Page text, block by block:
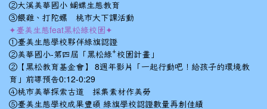
②大溪美華國小 蝴蝶生態教育
③餵雞、打陀螺 桃市大下課活動
✦臺美生態feat黑松綠校園✦
①臺美生態學校夥伴綠旗認證
②美華國小-第四屆「黑松綠⁺校園計畫」
②【黑松教育基金會】 8週年影片「一起行動吧！給孩子的環境教
育」前導預告0:12-0:29
④桃市美華探索古道 採集素材作美勞
⑤臺美生態學校成果豐碩 綠旗學校認證數量再創佳績